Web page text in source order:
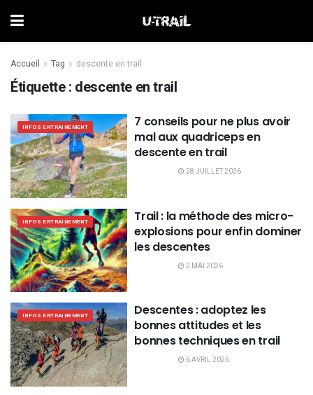
Accueil Tag descente en trail
Étiquette : descente en trail
INFOS ENTRAINEMENT
7 conseils pour ne plus avoir
mal aux quadriceps en
descente en trail
28 JUILLET 2026
INFOS ENTRAINEMENT
Trail : la méthode des micro-
explosions pour enfin dominer
les descentes
2 MAI 2026
INFOS ENTRAINEMENT
Descentes : adoptez les
bonnes attitudes et les
bonnes techniques en trail
6 AVRIL 2026